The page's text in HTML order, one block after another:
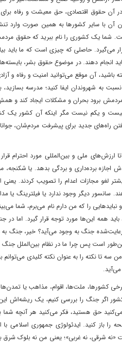
آن حقوق اقتصادی، حق معیشت و رفاه
آن با سایر کشورها به همین صورت وارد
شما یک کشوری را نام ببرید که حقوق
می‌گیرد. حاصلی که چیزی است که ما باید
انجام دهند. در موضوع حقوق بشر،
آن موقع می‌توانید امنیت و رفاه و
شهروندان ایفا کنید؛ مدرسه بسازید،
مردمش برود بحران و مشکلات ایجاد کند و
و یکم نیست مگر اینکه آن کشور یک
راه‌های جدید برای پیشرفت مردم‌شان،
ملی و بین‌المللی مورد احترام
اجازه برده‌داری و بردگی بدهد. یا شکنجه،
سانسور دیگر وجود ندارد یا فیلترینگ
را که من دارم نام می‌برم، شما
همه این‌ها مورد توجه قرار گیرد. اما در
رعایت‌شده جنگ به وجود می‌آید؟ خیر، جنگ
است پس چرا ما در نظام بین‌الملل
نکته را به عنوان نکته کلیدی می‌توانم
کشورها، ملت‌ها، اقوام، مذاهب یا تمدن‌ها
اگر جنگ را بررسی کنیم، یک ریشه‌اش
حق هستید، فکر می‌کنید هر آنچه
باز کنید. ایدئولوژی جمهوری اسلامی
شرقی، نه غربی»؛ یعنی من نه بلوک شرق